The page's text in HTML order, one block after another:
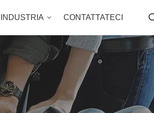
INDUSTRIA CONTATTATECI